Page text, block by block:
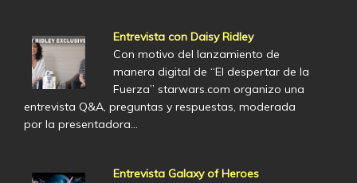
Entrevista con Daisy Ridley
Con motivo del lanzamiento de
manera digital de “El despertar de la
Fuerza” starwars.com organizo una
entrevista Q&A, preguntas y respuestas, moderada
por la presentadora…
Entrevista Galaxy of Heroes